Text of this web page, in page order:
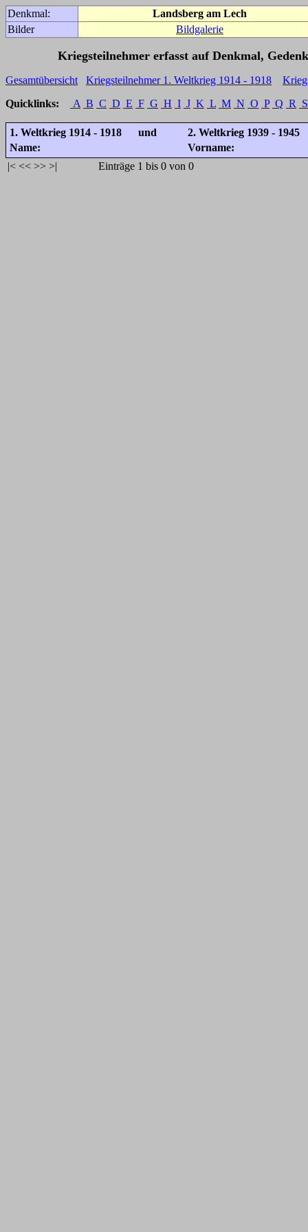
Denkmal:
Landsberg am Lech
Bilder
Bildgalerie
Kriegsteilnehmer erfasst auf Denkmal,
Gesamtübersicht Kriegsteilnehmer 1. Weltkrieg 1914 - 1918
Quicklinks:
A B C D E F G H I J K L M N O P Q R S
1. Weltkrieg 1914 - 1918 und
2. Weltkrieg 1939 - 1945
Name:
Vorname:
|< << >> >| Einträge 1 bis 0 von 0